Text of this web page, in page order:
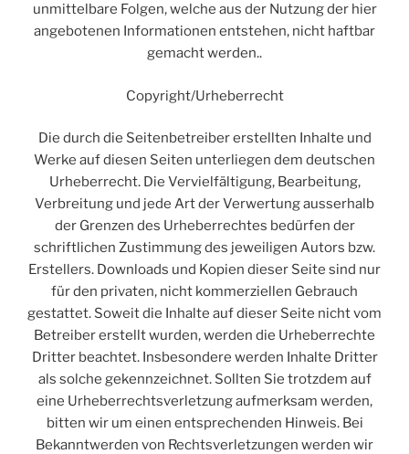
unmittelbare Folgen, welche aus der Nutzung der hier
angebotenen Informationen entstehen, nicht haftbar
gemacht werden..
Copyright/Urheberrecht
Die durch die Seitenbetreiber erstellten Inhalte und
Werke auf diesen Seiten unterliegen dem deutschen
Urheberrecht. Die Vervielfältigung, Bearbeitung,
Verbreitung und jede Art der Verwertung ausserhalb
der Grenzen des Urheberrechtes bedürfen der
schriftlichen Zustimmung des jeweiligen Autors bzw.
Erstellers. Downloads und Kopien dieser Seite sind nur
für den privaten, nicht kommerziellen Gebrauch
gestattet. Soweit die Inhalte auf dieser Seite nicht vom
Betreiber erstellt wurden, werden die Urheberrechte
Dritter beachtet. Insbesondere werden Inhalte Dritter
als solche gekennzeichnet. Sollten Sie trotzdem auf
eine Urheberrechtsverletzung aufmerksam werden,
bitten wir um einen entsprechenden Hinweis. Bei
Bekanntwerden von Rechtsverletzungen werden wir